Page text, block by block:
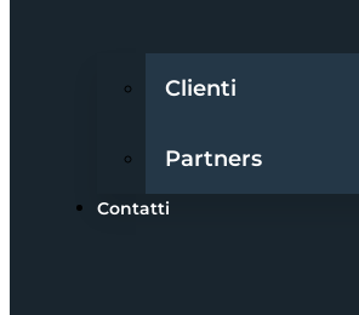
Clienti
Partners
Contatti